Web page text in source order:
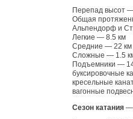
Перепад высот
Общая
(Альпендорф и
Легкие — 8.5 км
Средние — 22 км
Сложные — 1.5
Подъемники —
буксировочные
кресельные
вагонные
Сезон катания —